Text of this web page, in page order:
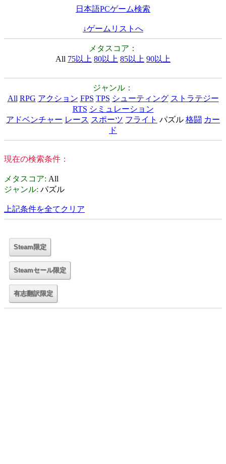
日本語PCゲーム検索
↓ゲームリストへ
メタスコア：
All 75以上 80以上 85以上 90以上
ジャンル：
All RPG アクション FPS TPS シューティング ストラテジー
RTS シミュレーション
アドベンチャー レース スポーツ フライト パズル 格闘 カー
ド
現在の検索条件：
メタスコア: All
ジャンル: パズル
上記条件を全てクリア